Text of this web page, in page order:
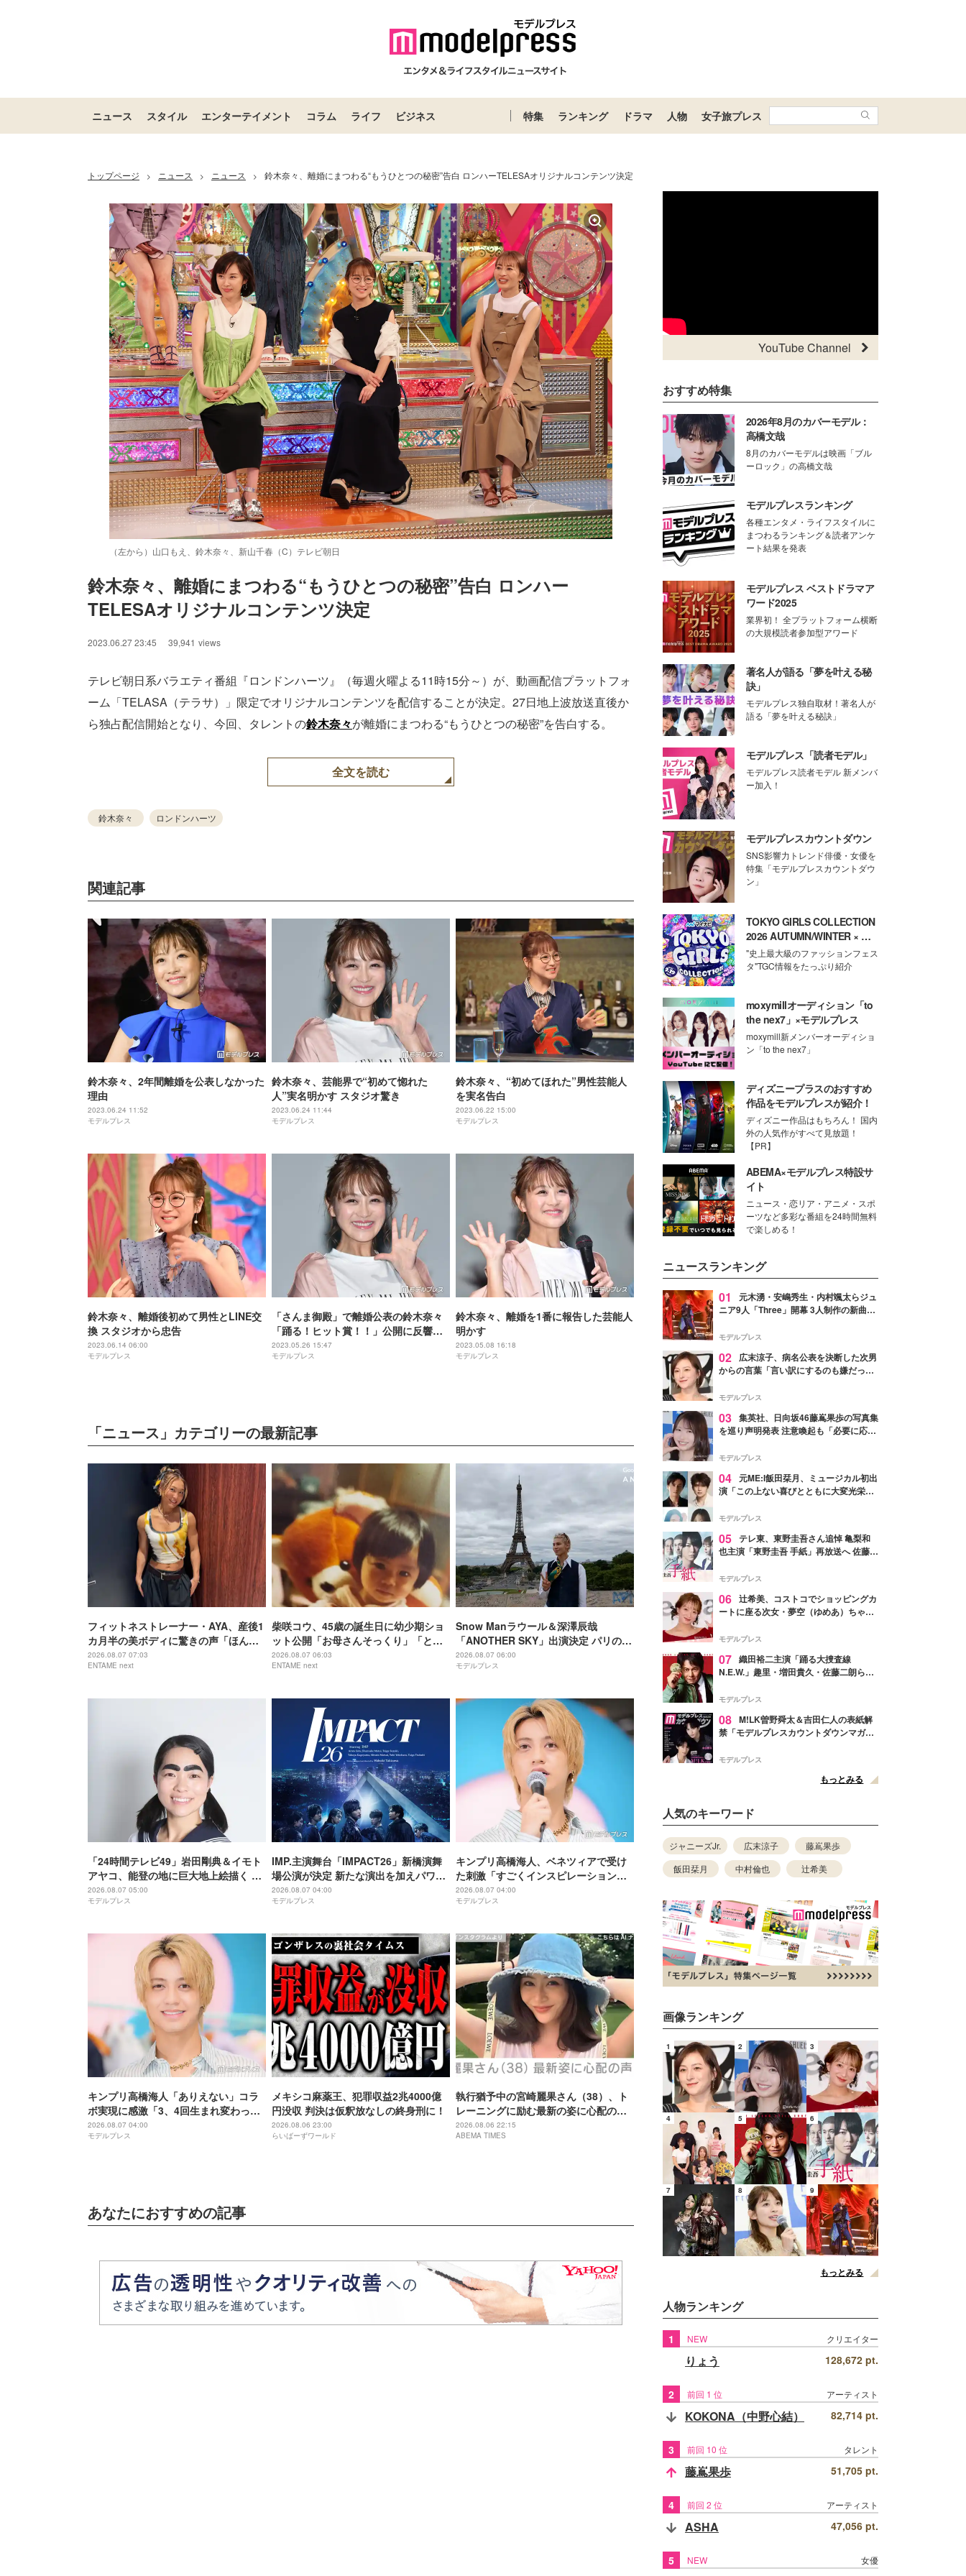
ニュース スタイル エンターテイメント コラム ライフ ビジネス 特集 ランキング ドラマ 人物 女子旅プレス
トップページ > ニュース > ニュース > 鈴木奈々、離婚にまつわる“もうひとつの秘密”告白 ロンハーTELESAオリジナルコンテンツ決定
（左から）山口もえ、鈴木奈々、新山千春（C）テレビ朝日
Unmute Loaded
87.03%
鈴木奈々、離婚にまつわる“もうひとつの秘密”告白 ロンハー
TELESAオリジナルコンテンツ決定
2023.06.27 23:45 39,941 views
テレビ朝日系バラエティ番組『ロンドンハーツ』（毎週火曜よる11時15分～）が、動画配信プラットフォ
ーム「TELASA（テラサ）」限定でオリジナルコンテンツを配信することが決定。27日地上波放送直後か
ら独占配信開始となり、今回、タレントの鈴木奈々が離婚にまつわる“もうひとつの秘密”を告白する。
全文を読む
鈴木奈々 ロンドンハーツ
関連記事
鈴木奈々、2年間離婚を公表しなかった
理由
2023.06.24 11:52
モデルプレス
鈴木奈々、芸能界で“初めて惚れた
人”実名明かす スタジオ驚き
2023.06.24 11:44
モデルプレス
鈴木奈々、“初めてほれた”男性芸能人
を実名告白
2023.06.22 15:00
モデルプレス
鈴木奈々、離婚後初めて男性とLINE交
換 スタジオから忠告
2023.06.14 06:00
モデルプレス
「さんま御殿」で離婚公表の鈴木奈々
「踊る！ヒット賞！！」公開に反響
「本当にもらえるんだ」
2023.05.26 15:47
モデルプレス
鈴木奈々、離婚を1番に報告した芸能人
明かす
2023.05.08 16:18
モデルプレス
「ニュース」カテゴリーの最新記事
フィットネストレーナー・AYA、産後1
カ月半の美ボディに驚きの声「ほんと
に出産したのー？」
2026.08.07 07:03
ENTAME next
柴咲コウ、45歳の誕生日に幼少期ショ
ット公開「お母さんそっくり」「とん
でもなくかわいい」
2026.08.07 06:03
ENTAME next
Snow Manラウール＆深澤辰哉
「ANOTHER SKY」出演決定 パリの所
属事務所・祖父母と通った武蔵小山…
それぞれの思い出の地へ
2026.08.07 06:00
モデルプレス
「24時間テレビ49」岩田剛典＆イモト
アヤコ、能登の地に巨大地上絵描く 完
成披露にはサプライズアーティストも
登場予定
2026.08.07 05:00
モデルプレス
IMP.主演舞台「IMPACT26」新橋演舞
場公演が決定 新たな演出を加えパワー
アップ
2026.08.07 04:00
モデルプレス
キンプリ高橋海人、ベネツィアで受け
た刺激「すごくインスピレーション溢
れる街」
2026.08.07 04:00
モデルプレス
キンプリ高橋海人「ありえない」コラ
ボ実現に感激「3、4回生まれ変わって
もできない」
2026.08.07 04:00
モデルプレス
メキシコ麻薬王、犯罪収益2兆4000億
円没収 判決は仮釈放なしの終身刑に！
2026.08.06 23:00
らいばーずワールド
執行猶予中の宮崎麗果さん（38）、ト
レーニングに励む最新の姿に心配の声
「痩せ過ぎ」「なんだか痛々しい…」
2026.08.06 22:15
ABEMA TIMES
あなたにおすすめの記事
YouTube Channel
おすすめ特集
2026年8月のカバーモデル：
高橋文哉
8月のカバーモデルは映画「ブル
ーロック」の高橋文哉
モデルプレスランキング
各種エンタメ・ライフスタイルに
まつわるランキング＆読者アンケ
ート結果を発表
モデルプレス ベストドラマア
ワード2025
業界初！ 全プラットフォーム横断
の大規模読者参加型アワード
著名人が語る「夢を叶える秘
訣」
モデルプレス独自取材！著名人が
語る「夢を叶える秘訣」
モデルプレス「読者モデル」
モデルプレス読者モデル 新メンバ
ー加入！
モデルプレスカウントダウン
SNS影響力トレンド俳優・女優を
特集「モデルプレスカウントダウ
ン」
TOKYO GIRLS COLLECTION
2026 AUTUMN/WINTER × モ
デルプレス
"史上最大級のファッションフェス
タ"TGC情報をたっぷり紹介
moxymillオーディション「to
the nex7」×モデルプレス
moxymill新メンバーオーディショ
ン「to the nex7」
ディズニープラスのおすすめ
作品をモデルプレスが紹介！
ディズニー作品はもちろん！ 国内
外の人気作がすべて見放題！
【PR】
ABEMA×モデルプレス特設サ
イト
ニュース・恋リア・アニメ・スポ
ーツなど多彩な番組を24時間無料
で楽しめる！
ニュースランキング
01
元木湧・安嶋秀生・内村颯太らジュ
ニア9人「Three」開幕 3人制作の新曲＆
進んで夢を掴みたい」【ゲネプロレポ】
モデルプレス
02
広末涼子、病名公表を決断した次男
からの言葉「言い訳にするのも嫌だっ
モデルプレス
03 集英社、日向坂46藤嶌果歩の写真集
を巡り声明発表 注意喚起も「必要に応じ
モデルプレス
04 元ME:I飯田栞月、ミュージカル初出
演「この上ない喜びとともに大変光栄」
ャスト発表
モデルプレス
05 テレ東、東野圭吾さん追悼 亀梨和
也主演「東野圭吾 手紙」再放送へ 佐藤隆
モデルプレス
06 辻希美、コストコでショッピングカ
ートに座る次女・夢空（ゆめあ）ちゃん
ぎ」「成長を感じる」の声
モデルプレス
07 織田裕二主演「踊る大捜査線
N.E.W.」趣里・増田貴久・佐藤二朗ら新
徴する“謎のキーワード”も
モデルプレス
08 M!LK曽野舜太＆吉田仁人の表紙解
禁「モデルプレスカウントダウンマガジ
モデルプレス
もっとみる
人気のキーワード
ジャニーズJr. 広末涼子
藤嶌果歩
飯田栞月
中村倫也 辻希美
画像ランキング
1 2 3
4 5 6
7 8 9
もっとみる
人物ランキング
1 NEW クリエイター
りょう 128,672 pt.
2 前回 1 位 アーティスト
KOKONA（中野心結） 82,714 pt.
3 前回 10 位 タレント
藤嶌果歩 51,705 pt.
4 前回 2 位 アーティスト
ASHA 47,056 pt.
5 NEW 女優